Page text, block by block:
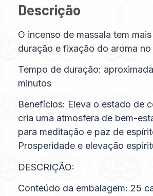
Descrição
O incenso de massala tem
duração e fixação do aroma no
Tempo de duração:
minutos
Benefícios: Eleva o estado de
cria uma atmosfera de bem-
para meditação e paz de
Prosperidade e elevação
DESCRIÇÃO:
Conteúdo da embalagem: 25